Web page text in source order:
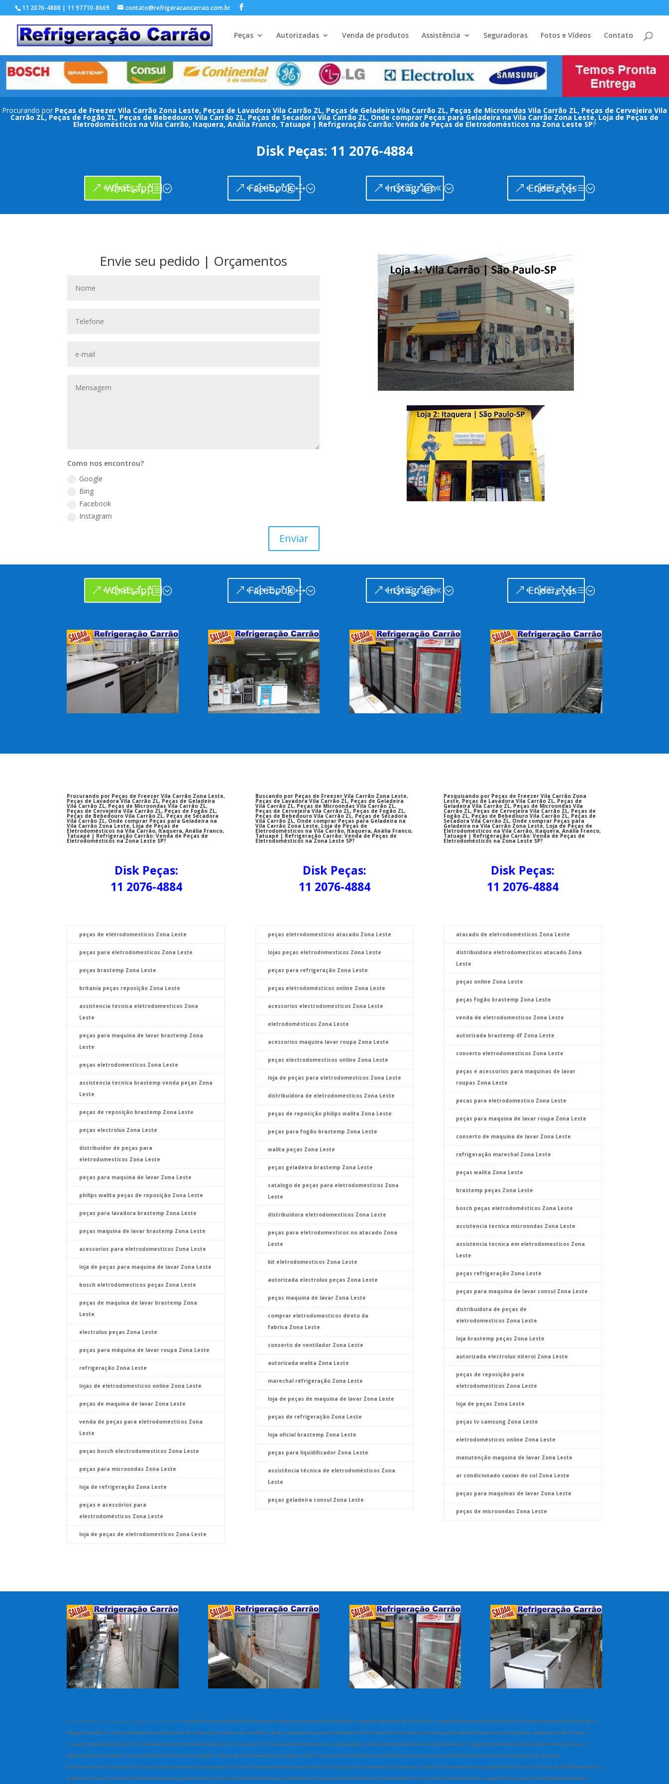
11 2076-4888 | 11 97710-8669 contato@refrigeracaocarrao.com.br
Peças Autorizadas Venda de produtos Assistência Seguradoras Fotos e Vídeos Contato
Procurando por Peças de Freezer Vila Carrão Zona Leste, Peças de Lavadora Vila Carrão ZL, Peças de Geladeira Vila Carrão ZL, Peças de Microondas Vila Carrão ZL, Peças de Cervejeira Vila
Carrão ZL, Peças de Fogão ZL, Peças de Bebedouro Vila Carrão ZL, Peças de Secadora Vila Carrão ZL, Onde comprar Peças para Geladeira na Vila Carrão Zona Leste, Loja de Peças de
Eletrodomésticos na Vila Carrão, Itaquera, Anália Franco, Tatuapé | Refrigeração Carrão: Venda de Peças de Eletrodomésticos na Zona Leste SP?
Disk Peças: 11 2076-4884
Whatsapp Facebook Instagram Endereços
Envie seu pedido | Orçamentos
Como nos encontrou?
Google
Bing
Facebook
Instagram
Enviar
Whatsapp Facebook Instagram Endereços
Procurando por Peças de Freezer Vila Carrão Zona Leste,
Peças de Lavadora Vila Carrão ZL, Peças de Geladeira
Vila Carrão ZL, Peças de Microondas Vila Carrão ZL,
Peças de Cervejeira Vila Carrão ZL, Peças de Fogão ZL,
Peças de Bebedouro Vila Carrão ZL, Peças de Secadora
Vila Carrão ZL, Onde comprar Peças para Geladeira na
Vila Carrão Zona Leste, Loja de Peças de
Eletrodomésticos na Vila Carrão, Itaquera, Anália Franco,
Tatuapé | Refrigeração Carrão: Venda de Peças de
Eletrodomésticos na Zona Leste SP?
Disk Peças:
11 2076-4884
peças de eletrodomesticos Zona Leste
peças para eletrodomesticos Zona Leste
peças brastemp Zona Leste
britania peças reposição Zona Leste
assistencia tecnica eletrodomesticos Zona
Leste
peças para maquina de lavar brastemp Zona
Leste
peças eletrodomesticos Zona Leste
assistencia tecnica brastemp venda peças Zona
Leste
peças de reposição brastemp Zona Leste
peças electrolux Zona Leste
distribuidor de peças para
eletrodomesticos Zona Leste
peças para maquina de lavar Zona Leste
philips walita peças de reposição Zona Leste
peças para lavadora brastemp Zona Leste
peças maquina de lavar brastemp Zona Leste
acessorios para eletrodomesticos Zona Leste
loja de peças para maquina de lavar Zona Leste
bosch eletrodomesticos peças Zona Leste
peças de maquina de lavar brastemp Zona
Leste
electrolux peças Zona Leste
peças para máquina de lavar roupa Zona Leste
refrigeração Zona Leste
lojas de eletrodomesticos online Zona Leste
peças de maquina de lavar Zona Leste
venda de peças para eletrodomesticos Zona
Leste
peças bosch electrodomesticos Zona Leste
peças para microondas Zona Leste
loja de refrigeração Zona Leste
peças e acessórios para
electrodomésticos Zona Leste
loja de peças de eletrodomesticos Zona Leste
Buscando por Peças de Freezer Vila Carrão Zona Leste,
Peças de Lavadora Vila Carrão ZL, Peças de Geladeira
Vila Carrão ZL, Peças de Microondas Vila Carrão ZL,
Peças de Cervejeira Vila Carrão ZL, Peças de Fogão ZL,
Peças de Bebedouro Vila Carrão ZL, Peças de Secadora
Vila Carrão ZL, Onde comprar Peças para Geladeira na
Vila Carrão Zona Leste, Loja de Peças de
Eletrodomésticos na Vila Carrão, Itaquera, Anália Franco,
Tatuapé | Refrigeração Carrão: Venda de Peças de
Eletrodomésticos na Zona Leste SP?
Disk Peças:
11 2076-4884
peças eletrodomesticos atacado Zona Leste
lojas peças eletrodomesticos Zona Leste
peças para refrigeração Zona Leste
peças eletrodomésticos online Zona Leste
acessorios electrodomesticos Zona Leste
eletrodomésticos Zona Leste
acessorios maquina lavar roupa Zona Leste
peças electrodomesticos online Zona Leste
loja de peças para eletrodomesticos Zona Leste
distribuidora de eletrodomesticos Zona Leste
peças de reposição philips walita Zona Leste
peças para fogão brastemp Zona Leste
walita peças Zona Leste
peças geladeira brastemp Zona Leste
catalogo de peças para eletrodomesticos Zona
Leste
distribuidora eletrodomesticos Zona Leste
peças para eletrodomesticos no atacado Zona
Leste
kit eletrodomesticos Zona Leste
autorizada electrolux peças Zona Leste
peças maquina de lavar Zona Leste
comprar eletrodomesticos direto da
fabrica Zona Leste
conserto de ventilador Zona Leste
autorizada walita Zona Leste
marechal refrigeração Zona Leste
loja de peças de maquina de lavar Zona Leste
peças de refrigeração Zona Leste
loja oficial brastemp Zona Leste
peças para liquidificador Zona Leste
assistência técnica de eletrodomésticos Zona
Leste
peças geladeira consul Zona Leste
Pesquisando por Peças de Freezer Vila Carrão Zona
Leste, Peças de Lavadora Vila Carrão ZL, Peças de
Geladeira Vila Carrão ZL, Peças de Microondas Vila
Carrão ZL, Peças de Cervejeira Vila Carrão ZL, Peças de
Fogão ZL, Peças de Bebedouro Vila Carrão ZL, Peças de
Secadora Vila Carrão ZL, Onde comprar Peças para
Geladeira na Vila Carrão Zona Leste, Loja de Peças de
Eletrodomésticos na Vila Carrão, Itaquera, Anália Franco,
Tatuapé | Refrigeração Carrão: Venda de Peças de
Eletrodomésticos na Zona Leste SP?
Disk Peças:
11 2076-4884
atacado de eletrodomésticos Zona Leste
distribuidora eletrodomesticos atacado Zona
Leste
peças online Zona Leste
peças fogão brastemp Zona Leste
venda de eletrodomesticos Zona Leste
autorizada brastemp df Zona Leste
conserto eletrodomesticos Zona Leste
peças e acessorios para maquinas de lavar
roupas Zona Leste
pecas para eletrodomestico Zona Leste
peças para maquina de lavar roupa Zona Leste
conserto de maquina de lavar Zona Leste
refrigeração marechal Zona Leste
peças walita Zona Leste
brastemp peças Zona Leste
bosch peças eletrodomésticos Zona Leste
assistencia tecnica microondas Zona Leste
assistencia tecnica em eletrodomesticos Zona
Leste
peças refrigeração Zona Leste
peças para maquina de lavar consul Zona Leste
distribuidora de peças de
eletrodomesticos Zona Leste
loja brastemp peças Zona Leste
autorizada electrolux niteroi Zona Leste
peças de reposição para
eletrodomesticos Zona Leste
loja de peças Zona Leste
peças tv samsung Zona Leste
eletrodomésticos online Zona Leste
manutenção maquina de lavar Zona Leste
ar condicionado caxias do sul Zona Leste
peças para maquinas de lavar Zona Leste
peças de microondas Zona Leste
Especialidades, mais buscados e regiões de atendimento: Peças de Freezer Vila Carrão Zona Leste, Peças de Lavadora Vila Carrão ZL, Peças de Geladeira Vila Carrão ZL, Peças de Microondas Vila Carrão ZL, Peças de Cervejeira Vila Carrão ZL,
Peças de Fogão ZL, Peças de Bebedouro Vila Carrão ZL, Peças de Secadora Vila Carrão ZL, Onde comprar Peças para Geladeira na Vila Carrão Zona Leste, Loja de Peças de Eletrodomésticos na Vila Carrão, Itaquera, Anália Franco,
Tatuapé | Refrigeração Carrão: Venda de Peças de Eletrodomésticos na Zona Leste SP, Peças de Eletrodomésticos na Água Rasa | Peças de Eletrodomésticos Alto da Mooca | Peças de Eletrodomésticos Arthur Alvim | Peças de
Eletrodomésticos Belém | Peças de Eletrodomésticos Cangaíba | Peças de Eletrodomésticos Cidade Lider | Peças de Eletrodomésticos Cidade Patriarca | Peças de Eletrodomésticos Ermelino Matarazzo | Peças de
Eletrodomésticos Guaianazes | Peças de Eletrodomésticos Iguatemi | Peças de Eletrodomésticos Itaim Paulista | Peças de Eletrodomésticos Itaquera | Peças de Eletrodomésticos Jardim Anália Franco | Peças de Eletrodomésticos
Jardim Aricanduva | Peças de Eletrodomésticos Jardim Avelino | Peças de Eletrodomésticos Jardim Helena | Peças de Eletrodomésticos José Bonifácio | Peças de Eletrodomésticos Lajeado | Peças de Eletrodomésticos Mooca